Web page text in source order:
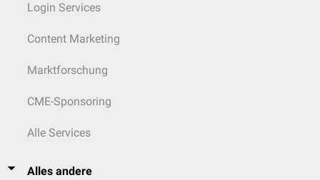
Login Services
Content Marketing
Marktforschung
CME-Sponsoring
Alle Services
Alles andere